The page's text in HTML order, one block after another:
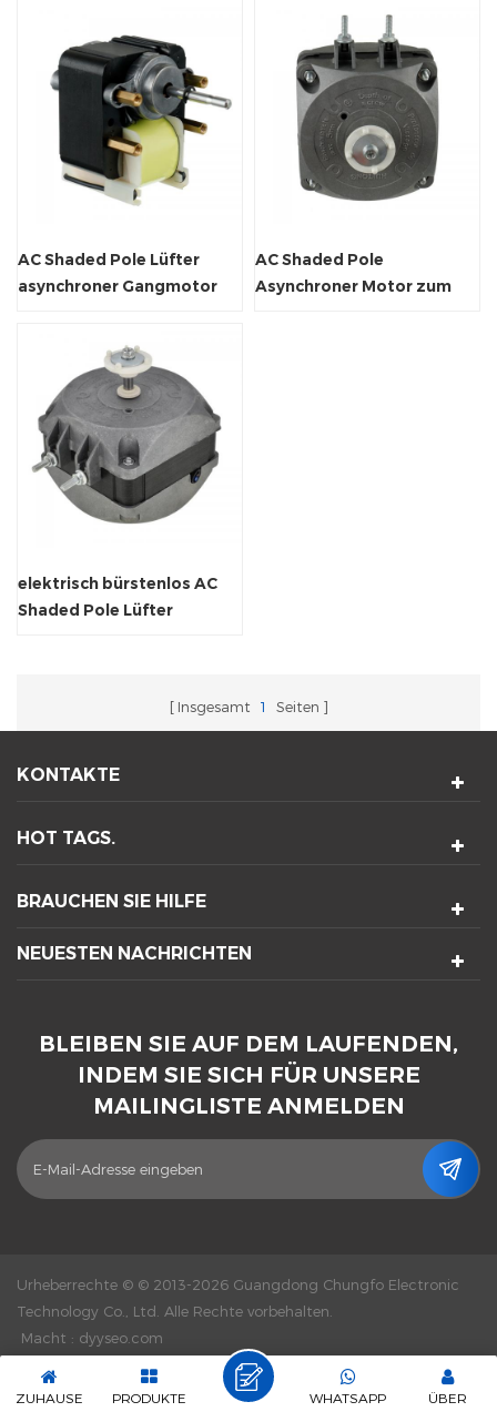
AC Shaded Pole Lüfter
asynchroner Gangmotor
AC Shaded Pole
Asynchroner Motor zum
elektrisch bürstenlos AC
Shaded Pole Lüfter
Insgesamt 1 Seiten
KONTAKTE
HOT TAGS.
BRAUCHEN SIE HILFE
NEUESTEN NACHRICHTEN
BLEIBEN SIE AUF DEM LAUFENDEN,
INDEM SIE SICH FÜR UNSERE
MAILINGLISTE ANMELDEN
Urheberrechte © © 2013-2026 Guangdong Chungfo Electronic
Technology Co., Ltd. Alle Rechte vorbehalten.
Macht : dyyseo.com
Datenschutz-Bestimmungen
Netzwerk unterstützt
ZUHAUSE PRODUKTE ÜBER
WHATSAPP